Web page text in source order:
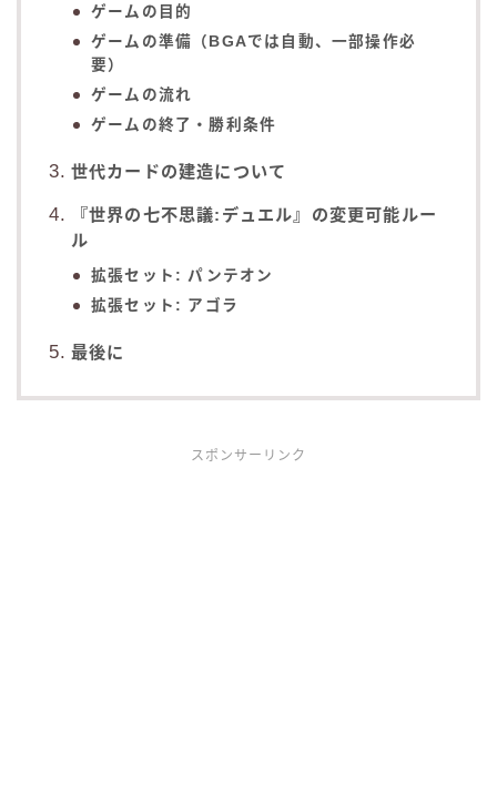
ゲームの目的
ゲームの準備（BGAでは自動、一部操作必
要）
ゲームの流れ
ゲームの終了・勝利条件
世代カードの建造について
『世界の七不思議:デュエル』の変更可能ルー
ル
拡張セット: パンテオン
拡張セット: アゴラ
最後に
スポンサーリンク